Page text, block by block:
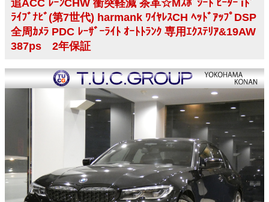
追ACC ﾚｰﾝCHW 衝突軽減 茶革☆Mｽﾎﾟｼｰﾄ ﾋｰﾀｰ iﾄﾞ
ﾗｲﾌﾞﾅﾋﾞ(第7世代) harmank ﾜｲﾔﾚｽCH ﾍｯﾄﾞｱｯﾌﾟDSP
全周ｶﾒﾗ PDC ﾚｰｻﾞｰﾗｲﾄ ｵｰﾄﾄﾗﾝｸ 専用ｴｸｽﾃﾘｱ&19AW
387ps 2年保証